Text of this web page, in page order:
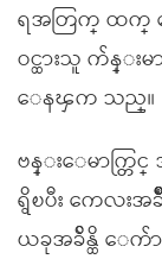
ရအတြက္ ထက္ ေ
ဝင္ထားသူ က်န္
ေနၾက သည္။
ဗန္းေမာက္တ
ရွိၿပီး ကေလး
ယခုအခ်ိန္ထိ ေက်